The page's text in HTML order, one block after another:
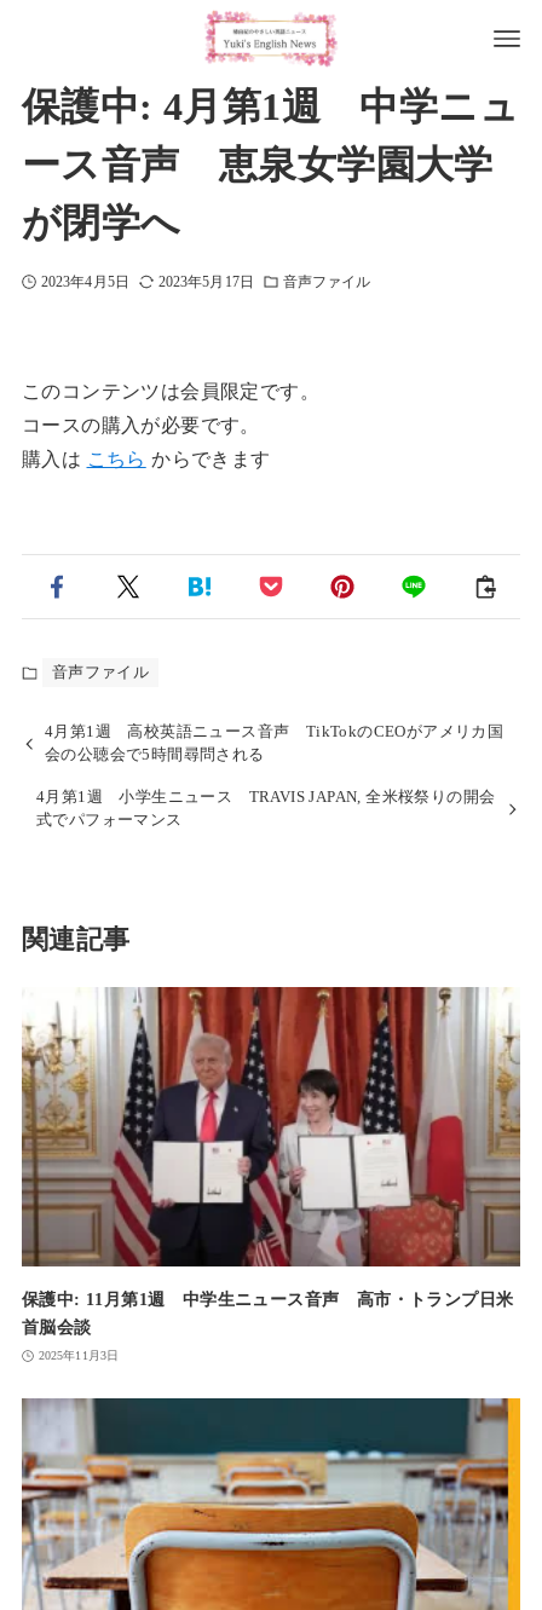
保護中: 4月第1週 中学ニュ
ース音声 恵泉女学園大学
が閉学へ
2023年4月5日 2023年5月17日 音声ファイル
このコンテンツは会員限定です。
コースの購入が必要です。
購入は こちら からできます
音声ファイル
4月第1週 高校英語ニュース音声 TikTokのCEOがアメリカ国
会の公聴会で5時間尋問される
4月第1週 小学生ニュース TRAVIS JAPAN, 全米桜祭りの開会
式でパフォーマンス
関連記事
保護中: 11月第1週 中学生ニュース音声 高市・トランプ日米
首脳会談
2025年11月3日